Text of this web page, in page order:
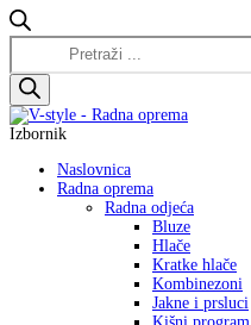
Products
Izbornik
Naslovnica
Radna oprema
Radna odjeća
Bluze
Hlače
Kratke hlače
Kombinezoni
Jakne i prsluci